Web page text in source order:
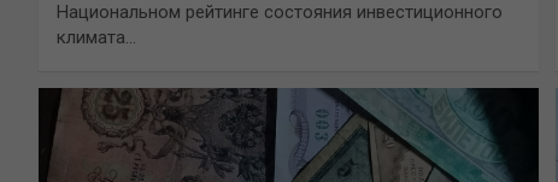
Национальном рейтинге состояния инвестиционного
климата…